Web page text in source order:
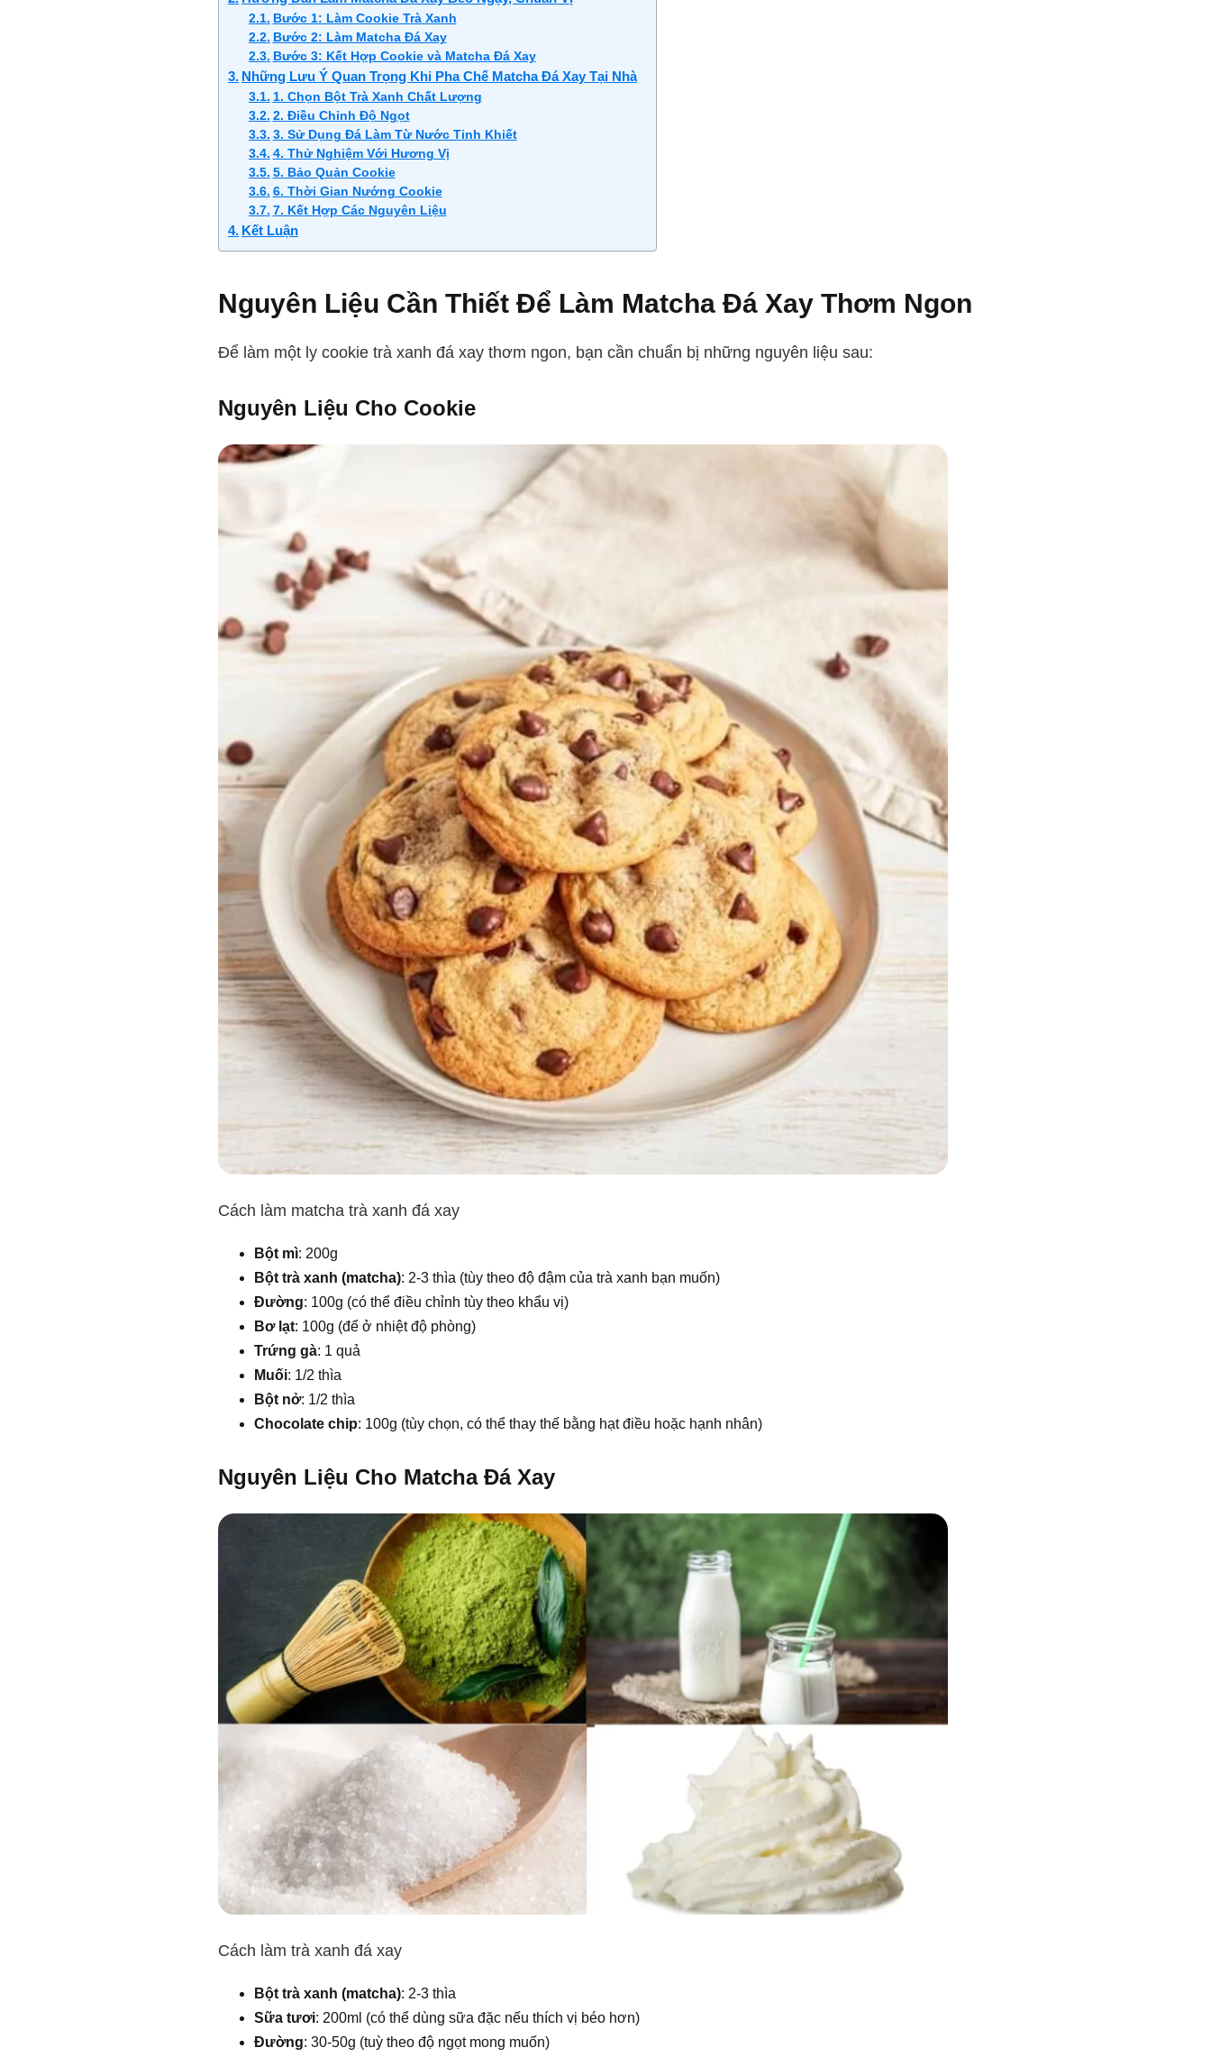
Bước 1: Làm Cookie Trà Xanh
Bước 2: Làm Matcha Đá Xay
Bước 3: Kết Hợp Cookie và Matcha Đá Xay
Những Lưu Ý Quan Trọng Khi Pha Chế Matcha Đá Xay Tại Nhà
1. Chọn Bột Trà Xanh Chất Lượng
2. Điều Chỉnh Độ Ngọt
3. Sử Dụng Đá Làm Từ Nước Tinh Khiết
4. Thử Nghiệm Với Hương Vị
5. Bảo Quản Cookie
6. Thời Gian Nướng Cookie
7. Kết Hợp Các Nguyên Liệu
Kết Luận
Nguyên Liệu Cần Thiết Để Làm Matcha Đá Xay Thơm Ngon
Để làm một ly cookie trà xanh đá xay thơm ngon, bạn cần chuẩn bị những nguyên liệu sau:
Nguyên Liệu Cho Cookie
Cách làm matcha trà xanh đá xay
Bột mì: 200g
Bột trà xanh (matcha): 2-3 thìa (tùy theo độ đậm của trà xanh bạn muốn)
Đường: 100g (có thể điều chỉnh tùy theo khẩu vị)
Bơ lạt: 100g (để ở nhiệt độ phòng)
Trứng gà: 1 quả
Muối: 1/2 thìa
Bột nở: 1/2 thìa
Chocolate chip: 100g (tùy chọn, có thể thay thế bằng hạt điều hoặc hạnh nhân)
Nguyên Liệu Cho Matcha Đá Xay
Cách làm trà xanh đá xay
Bột trà xanh (matcha): 2-3 thìa
Sữa tươi: 200ml (có thể dùng sữa đặc nếu thích vị béo hơn)
Đường: 30-50g (tuỳ theo độ ngọt mong muốn)